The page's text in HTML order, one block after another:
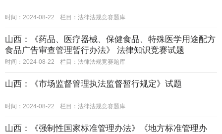
时间：2024-08-22 栏目： 法律法规竞赛题库
山西：《药品、医疗器械、保健食品、特殊医学用途配方
食品广告审查管理暂行办法》 法律知识竞赛试题
时间：2024-08-22 栏目： 法律法规竞赛题库
山西：《市场监督管理执法监督暂行规定》试题
时间：2024-08-22 栏目： 法律法规竞赛题库
山西：《强制性国家标准管理办法》《地方标准管理办